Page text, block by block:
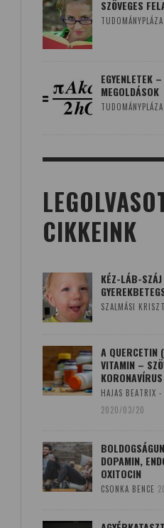
SZÖVEGES
TUDOMÁNYPLÁZA
EGYENLETEK
MEGOLDÁSOK
TUDOMÁNYPLÁZA
CIKKEINK
KÉZ-LÁB-
SZALMÁSI
A QUERCETIN
VITAMIN –
HAJAS BEATRIX
2020/03/20
DOPAMIN,
OXITOCIN
CSONKA BENCE